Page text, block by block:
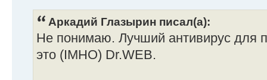
Аркадий Глазырин писал(а):
Не понимаю. Лучший антивирус для
это (IMHO) Dr.WEB.